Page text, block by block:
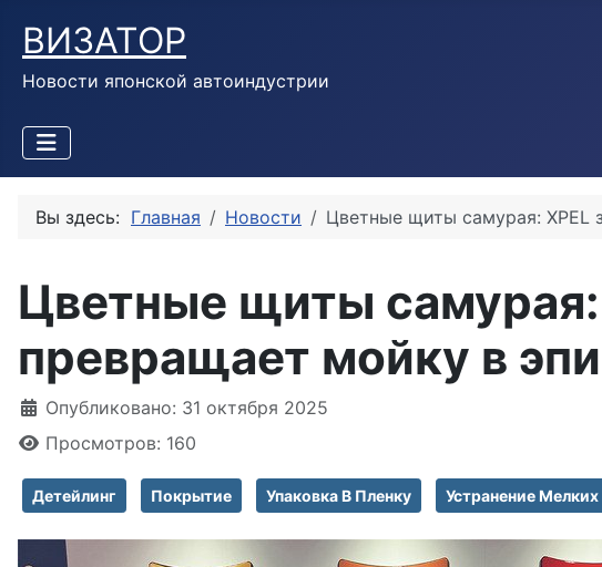
ВИЗАТОР
Новости японской автоиндустрии
Вы здесь: Главная Новости Цветные щиты самурая: XPEL
Цветные щиты самурая:
превращает мойку в
Информация о материале
Опубликовано: 31 октября 2025
Просмотров: 160
Детейлинг Покрытие Упаковка В Пленку Устранение